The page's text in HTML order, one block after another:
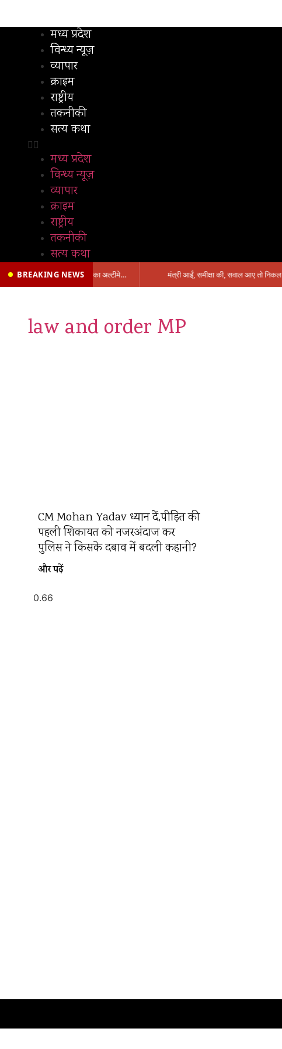
मध्य प्रदेश
विन्ध्य न्यूज़
व्यापार
क्राइम
राष्ट्रीय
तकनीकी
सत्य कथा
मध्य प्रदेश
विन्ध्य न्यूज़
व्यापार
क्राइम
राष्ट्रीय
तकनीकी
सत्य कथा
BREAKING NEWS प्रभारी मंत्री के निशाने पर नगर निगम,अफसरों को 10 दिन का अल्टीमेटम,नहीं होगी कार्रवाई, महापौर-आयुक्त के बीच सौहार्दहीनता पर मंत्री ने उठाए सवाल
law and order MP
CM Mohan Yadav ध्यान दें,पीड़ित की
पहली शिकायत को नजरअंदाज कर
पुलिस ने किसके दबाव में बदली कहानी?
और पढ़ें